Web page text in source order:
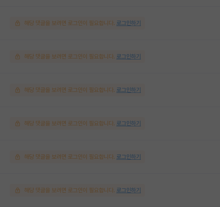
해당 댓글을 보려면 로그인이 필요합니다. 로그인하기
해당 댓글을 보려면 로그인이 필요합니다. 로그인하기
해당 댓글을 보려면 로그인이 필요합니다. 로그인하기
해당 댓글을 보려면 로그인이 필요합니다. 로그인하기
해당 댓글을 보려면 로그인이 필요합니다. 로그인하기
해당 댓글을 보려면 로그인이 필요합니다. 로그인하기